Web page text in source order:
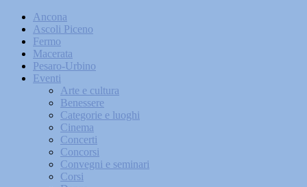
Ancona
Ascoli Piceno
Fermo
Macerata
Pesaro-Urbino
Eventi
Arte e cultura
Benessere
Categorie e luoghi
Cinema
Concerti
Concorsi
Convegni e seminari
Corsi